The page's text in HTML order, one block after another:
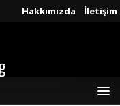
Hakkımızda İletişim